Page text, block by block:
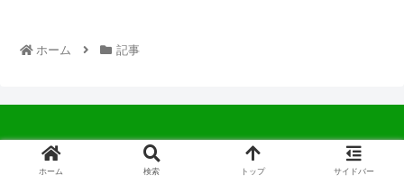
ホーム 記事
© 2022 中広会長ブログ.
ホーム 検索 トップ サイドバー